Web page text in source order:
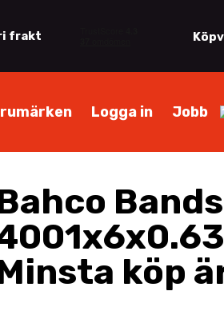
frakt
Logga in Jobb
köp